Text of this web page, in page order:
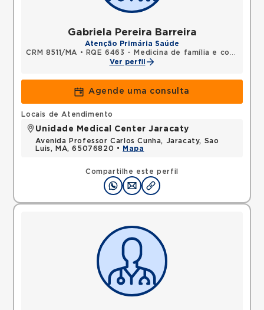
Gabriela Pereira Barreira
Atenção Primária Saúde
CRM 8511/MA •
RQE 6463 - Medicina de família e comunidade
Ver perfil
Agende uma consulta
Compartilhe este perfil
Locais de Atendimento
Unidade Medical Center Jaracaty
Avenida Professor Carlos Cunha, Jaracaty, Sao
Luis, MA, 65076820 •
Mapa